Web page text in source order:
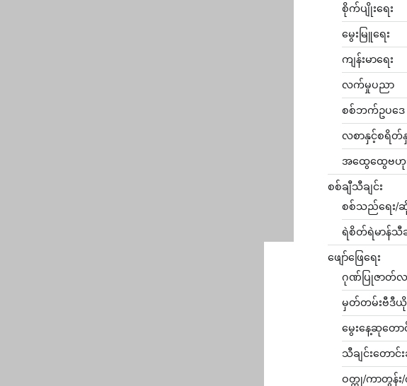
စိုက်ပျိုးရေး
မွေးမြူရေး
ကျန်းမာရေး
လက်မှုပညာ
စစ်ဘက်ဥပဒေ
လစာနှင့်စရိတ်
အထွေထွေဗ
စစ်ချီသီချင်း
စစ်သည်ရေး/ဆို
ရဲစိတ်ရဲမာန်သီချ
ဖျော်ဖြေရေး
ဂုဏ်ပြုဇာတ်လမ်
မှတ်တမ်းဗီဒီယိုမ
မွေးနေ့ဆုတောင်
သီချင်းတောင်း
ဝတ္ထု/ကာတွန်း/က